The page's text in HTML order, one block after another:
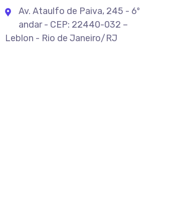
Av. Ataulfo de Paiva, 245 - 6º
andar - CEP: 22440-032 –
Leblon - Rio de Janeiro/RJ